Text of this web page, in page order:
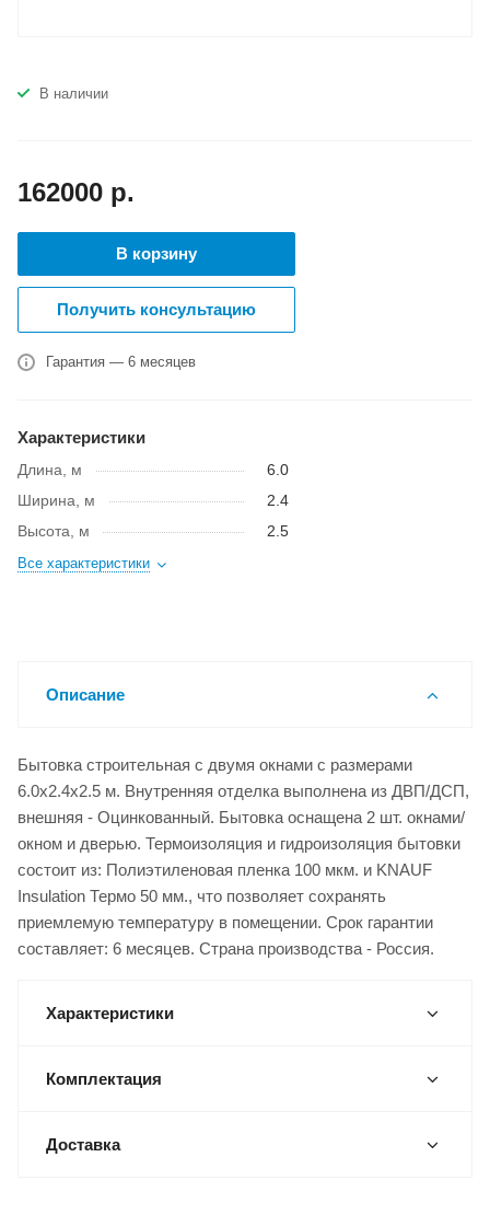
В наличии
162000 р.
В корзину
Получить консультацию
Гарантия — 6 месяцев
Характеристики
Длина, м
6.0
Ширина, м
2.4
Высота, м
2.5
Все характеристики
Описание
Бытовка строительная с двумя окнами с размерами
6.0x2.4x2.5 м. Внутренняя отделка выполнена из ДВП/ДСП,
внешняя - Оцинкованный. Бытовка оснащена 2 шт. окнами/
окном и дверью. Термоизоляция и гидроизоляция бытовки
состоит из: Полиэтиленовая пленка 100 мкм. и KNAUF
Insulation Термо 50 мм., что позволяет сохранять
приемлемую температуру в помещении. Срок гарантии
составляет: 6 месяцев. Страна производства - Россия.
Характеристики
Комплектация
Доставка